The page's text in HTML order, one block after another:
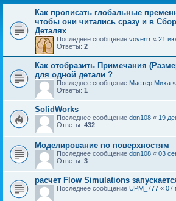
Как прописать глобальные
чтобы они читались сразу и в
Деталях
Последнее сообщение voverrr « 21
Ответы: 2
Как отобразить Примечания
для одной детали ?
Последнее сообщение Мастер Миха «
Ответы: 1
SolidWorks
Последнее сообщение don108 « 19
Ответы: 432
Моделирование по поверхностям
Последнее сообщение don108 « 03
Ответы: 3
расчет Flow Simulations
Последнее сообщение UPM_777 « 07